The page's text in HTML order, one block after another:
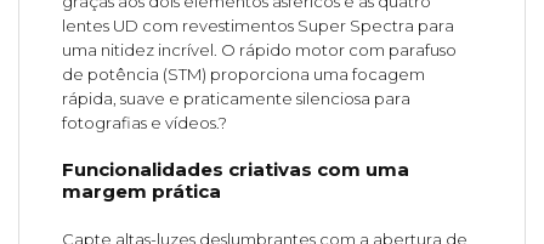
lentes UD com revestimentos Super Spectra para
uma nitidez incrível. O rápido motor com parafuso
de potência (STM) proporciona uma focagem
rápida, suave e praticamente silenciosa para
fotografias e vídeos.?
Funcionalidades criativas com uma
margem prática
Capte altas-luzes deslumbrantes com a abertura de